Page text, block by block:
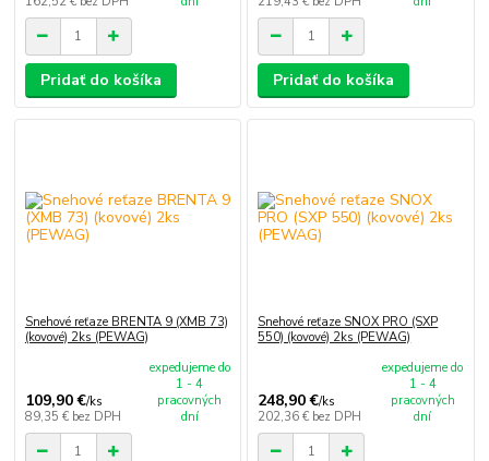
Pridať do košíka Pridať do košíka
Snehové reťaze BRENTA 9 (XMB 73)
(kovové) 2ks (PEWAG)
109,90 €/ks
89,35 € bez DPH
expedujeme do
1 - 4
pracovných
dní
Snehové reťaze SNOX PRO (SXP
550) (kovové) 2ks (PEWAG)
248,90 €/ks
202,36 € bez DPH
expedujeme do
1 - 4
pracovných
dní